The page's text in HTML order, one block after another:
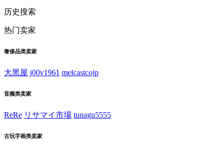
历史搜索
热门卖家
奢侈品类卖家
大黑屋 j00v1961 melcastcojp
音频类卖家
ReRe リサマイ市場 tunagu5555
古玩字画类卖家